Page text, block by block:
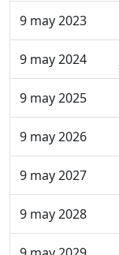
9 may 2023
9 may 2024
9 may 2025
9 may 2026
9 may 2027
9 may 2028